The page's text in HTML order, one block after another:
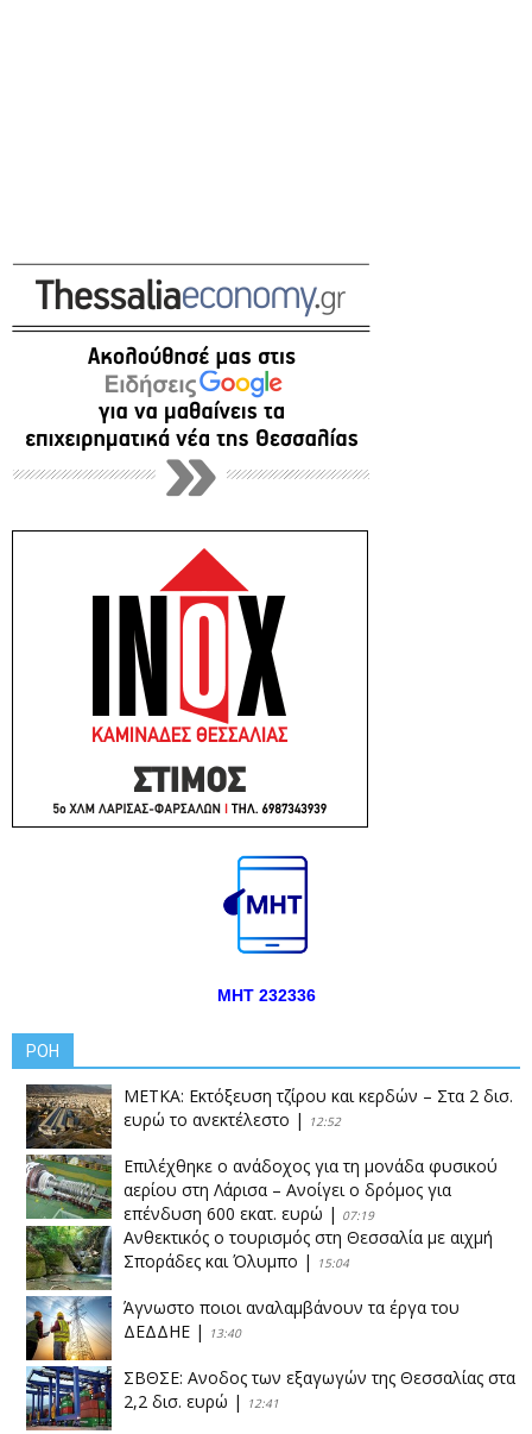
ΜΗΤ 232336
ΡΟΗ
ΜΕΤΚΑ: Εκτόξευση τζίρου και κερδών – Στα 2 δισ.
ευρώ το ανεκτέλεστο | 12:52
Επιλέχθηκε ο ανάδοχος για τη μονάδα φυσικού
αερίου στη Λάρισα – Ανοίγει ο δρόμος για
επένδυση 600 εκατ. ευρώ | 07:19
Ανθεκτικός ο τουρισμός στη Θεσσαλία με αιχμή
Σποράδες και Όλυμπο | 15:04
Άγνωστο ποιοι αναλαμβάνουν τα έργα του
ΔΕΔΔΗΕ | 13:40
ΣΒΘΣΕ: Aνοδος των εξαγωγών της Θεσσαλίας στα
2,2 δισ. ευρώ | 12:41